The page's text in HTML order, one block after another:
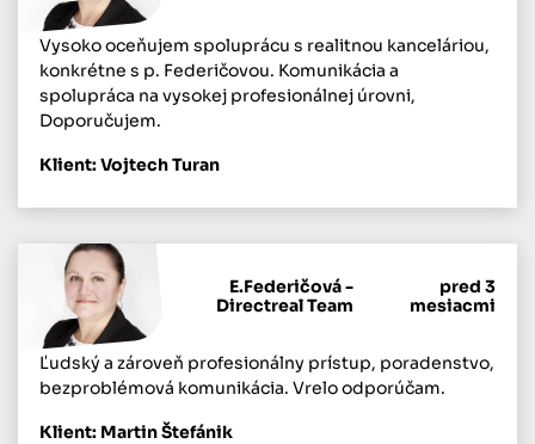
Vysoko oceňujem spoluprácu s realitnou kanceláriou,
konkrétne s p. Federičovou. Komunikácia a
spolupráca na vysokej profesionálnej úrovni,
Doporučujem.
Klient: Vojtech Turan
E.Federičová -
Directreal Team
pred 3
mesiacmi
Ľudský a zároveň profesionálny prístup, poradenstvo,
bezproblémová komunikácia. Vrelo odporúčam.
Klient: Martin Štefánik